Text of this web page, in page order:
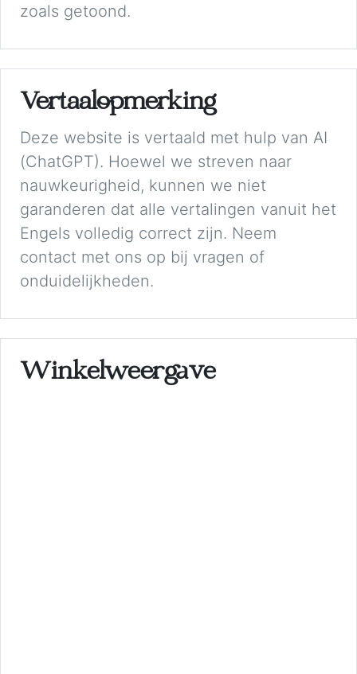
zoals getoond.
Vertaalopmerking
Deze website is vertaald met hulp van AI
(ChatGPT). Hoewel we streven naar
nauwkeurigheid, kunnen we niet
garanderen dat alle vertalingen vanuit het
Engels volledig correct zijn. Neem
contact met ons op bij vragen of
onduidelijkheden.
Winkelweergave